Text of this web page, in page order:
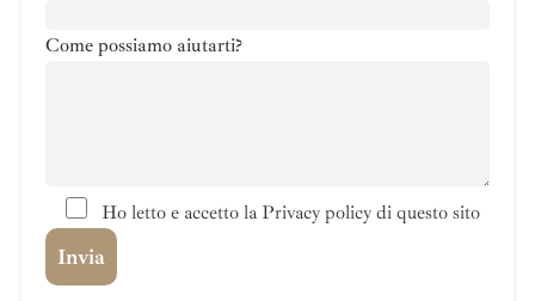
Come possiamo aiutarti?
Ho letto e accetto la Privacy policy di questo sito